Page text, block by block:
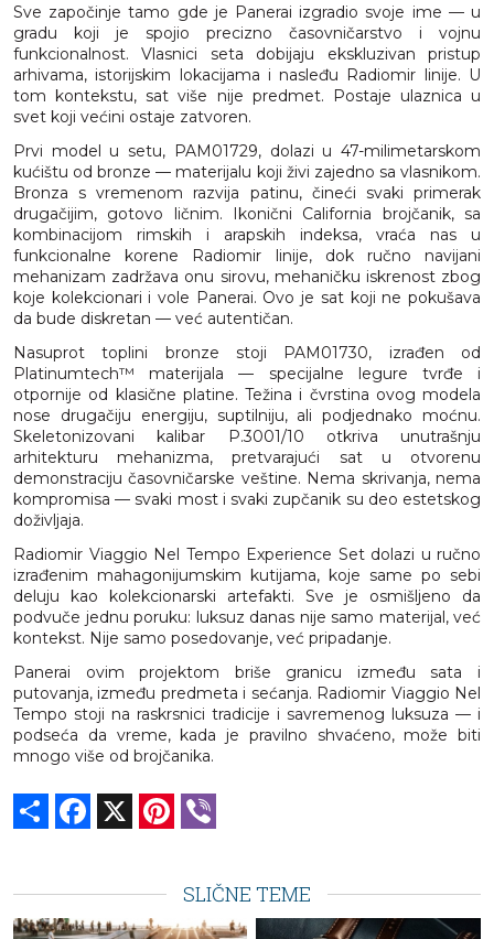
Sve započinje tamo gde je Panerai izgradio svoje ime — u
gradu koji je spojio precizno časovničarstvo i vojnu
funkcionalnost. Vlasnici seta dobijaju ekskluzivan pristup
arhivama, istorijskim lokacijama i nasleđu Radiomir linije. U
tom kontekstu, sat više nije predmet. Postaje ulaznica u
svet koji većini ostaje zatvoren.
Prvi model u setu, PAM01729, dolazi u 47-milimetarskom
kućištu od bronze — materijalu koji živi zajedno sa vlasnikom.
Bronza s vremenom razvija patinu, čineći svaki primerak
drugačijim, gotovo ličnim. Ikonični California brojčanik, sa
kombinacijom rimskih i arapskih indeksa, vraća nas u
funkcionalne korene Radiomir linije, dok ručno navijani
mehanizam zadržava onu sirovu, mehaničku iskrenost zbog
koje kolekcionari i vole Panerai. Ovo je sat koji ne pokušava
da bude diskretan — već autentičan.
Nasuprot toplini bronze stoji PAM01730, izrađen od
Platinumtech™ materijala — specijalne legure tvrđe i
otpornije od klasične platine. Težina i čvrstina ovog modela
nose drugačiju energiju, suptilniju, ali podjednako moćnu.
Skeletonizovani kalibar P.3001/10 otkriva unutrašnju
arhitekturu mehanizma, pretvarajući sat u otvorenu
demonstraciju časovničarske veštine. Nema skrivanja, nema
kompromisa — svaki most i svaki zupčanik su deo estetskog
doživljaja.
Radiomir Viaggio Nel Tempo Experience Set dolazi u ručno
izrađenim mahagonijumskim kutijama, koje same po sebi
deluju kao kolekcionarski artefakti. Sve je osmišljeno da
podvuče jednu poruku: luksuz danas nije samo materijal, već
kontekst. Nije samo posedovanje, već pripadanje.
Panerai ovim projektom briše granicu između sata i
putovanja, između predmeta i sećanja. Radiomir Viaggio Nel
Tempo stoji na raskrsnici tradicije i savremenog luksuza — i
podseća da vreme, kada je pravilno shvaćeno, može biti
mnogo više od brojčanika.
Share Facebook Pinterest
SLIČNE TEME